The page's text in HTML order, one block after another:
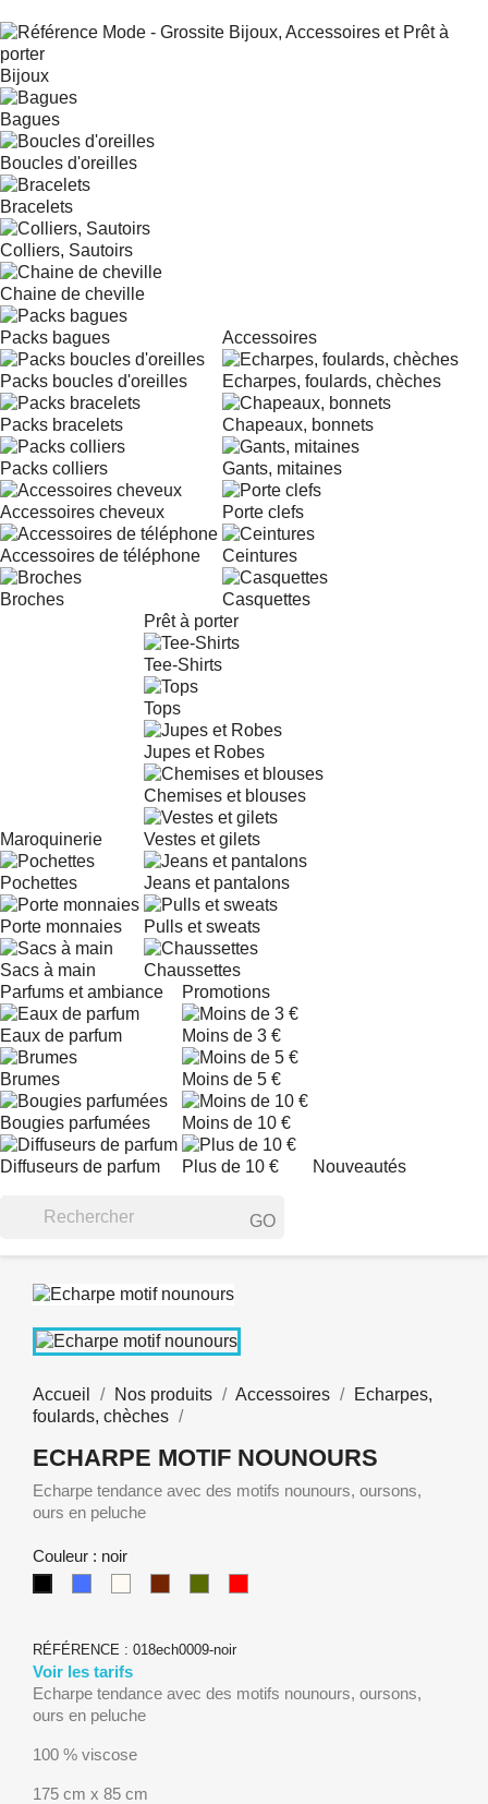
Bijoux
Bagues
Boucles d'oreilles
Bracelets
Colliers, Sautoirs
Chaine de cheville
Packs bagues
Packs boucles d'oreilles
Packs bracelets
Packs colliers
Accessoires cheveux
Accessoires de téléphone
Broches
Accessoires
Echarpes, foulards, chèches
Chapeaux, bonnets
Gants, mitaines
Porte clefs
Ceintures
Casquettes
Maroquinerie
Pochettes
Porte monnaies
Sacs à main
Prêt à porter
Tee-Shirts
Tops
Jupes et Robes
Chemises et blouses
Vestes et gilets
Jeans et pantalons
Pulls et sweats
Chaussettes
Parfums et ambiance
Eaux de parfum
Brumes
Bougies parfumées
Diffuseurs de parfum
Promotions
Moins de 3 €
Moins de 5 €
Moins de 10 €
Plus de 10 € Nouveautés
GO
Accueil Nos produits Accessoires
Echarpes,
foulards, chèches
ECHARPE MOTIF NOUNOURS
Echarpe tendance avec des motifs nounours, oursons,
ours en peluche
Couleur : noir
RÉFÉRENCE : 018ech0009-noir
Voir les tarifs
Echarpe tendance avec des motifs nounours, oursons,
ours en peluche
100 % viscose
175 cm x 85 cm